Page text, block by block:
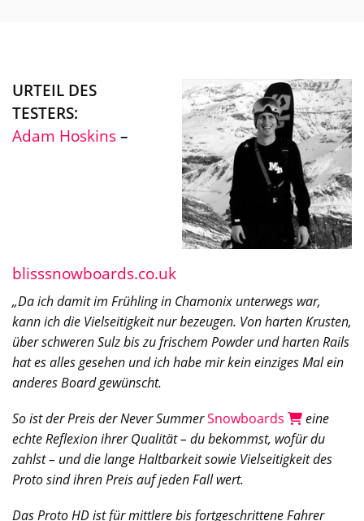
URTEIL DES
TESTERS:
Adam Hoskins–
blisssnowboards.co.uk
„Da ich damit im Frühling in Chamonix unterwegs war,
kann ich die Vielseitigkeit nur bezeugen. Von harten Krusten,
über schweren Sulz bis zu frischem Powder und harten Rails
hat es alles gesehen und ich habe mir kein einziges Mal ein
anderes Board gewünscht.
So ist der Preis der Never SummerSnowboards
eine
echte Reflexion ihrer Qualität – du bekommst, wofür du
zahlst – und die lange Haltbarkeit sowie Vielseitigkeit des
Proto sind ihren Preis auf jeden Fall wert.
Das Proto HD ist für mittlere bis fortgeschrittene Fahrer